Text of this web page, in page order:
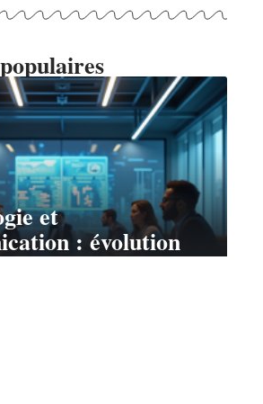
et
: évolution
l’entreprise